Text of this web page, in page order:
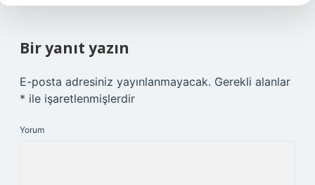
Bir yanıt yazın
E-posta adresiniz yayınlanmayacak. Gerekli alanlar
* ile işaretlenmişlerdir
Yorum